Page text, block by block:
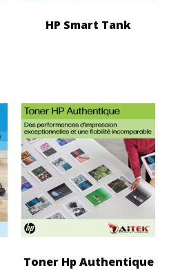
HP Smart Tank
Toner Hp Authentique